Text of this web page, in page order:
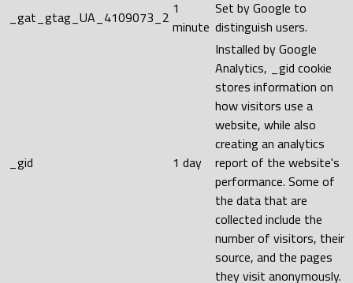
_gat_gtag_UA_4109073_2 1
minute
Set by Google to
distinguish users.
_gid 1 day
Installed by Google
Analytics, _gid cookie
stores information on
how visitors use a
website, while also
creating an analytics
report of the website's
performance. Some of
the data that are
collected include the
number of visitors, their
source, and the pages
they visit anonymously.